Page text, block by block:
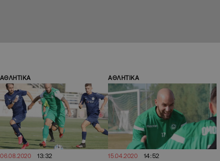
ΑΘΛΗΤΙΚΑ
06.08.2020 13:32
ΑΘΛΗΤΙΚΑ
15.04.2020 14:52